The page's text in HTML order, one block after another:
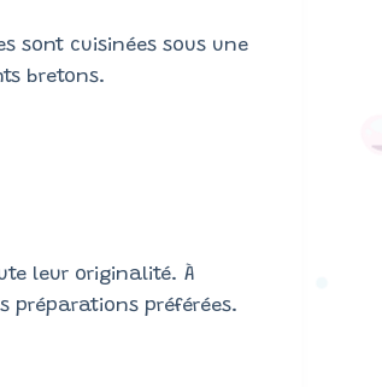
sont cuisinées sous une
bretons.
leur originalité. À
préparations préférées.